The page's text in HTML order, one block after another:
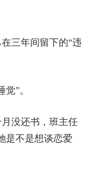
三年间留下的“违
”。
没还书，班主任
是不是想谈恋爱